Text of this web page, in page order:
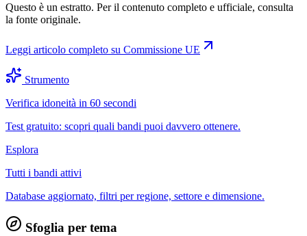
Questo è un estratto. Per il contenuto completo e ufficiale, consulta
la fonte originale.
Leggi articolo completo su Commissione UE
Strumento
Verifica idoneità in 60 secondi
Test gratuito: scopri quali bandi puoi davvero ottenere.
Esplora
Tutti i bandi attivi
Database aggiornato, filtri per regione, settore e dimensione.
Sfoglia per tema